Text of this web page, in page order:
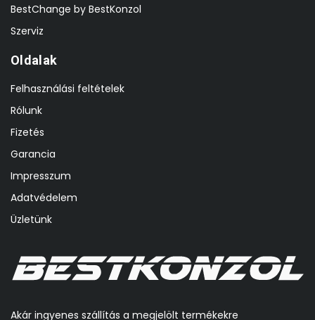
BestChange by BestKonzol
Szerviz
Oldalak
Felhasználási feltételek
Rólunk
Fizetés
Garancia
Impresszum
Adatvédelem
Üzletünk
Akár ingyenes szállítás a megjelölt termékekre